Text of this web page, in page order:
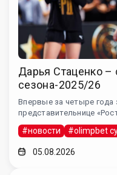
Дарья Стаценко
сезона-2025/26
Впервые за четыре года
представительнице
#новости #olimpbet
05.08.2026